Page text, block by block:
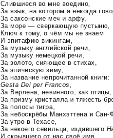
Слившиеся во мне воедино,
За язык, на котором я некогда
За саксонские меч и арфу,
За море — сверкающую пустыню,
Ключ к тому, о чём мы не знаем
И эпитафию викингам,
За музыку английской речи,
За музыку немецкой речи,
За золото, сияющее в стихах,
За эпическую зиму,
За название непрочитанной книги:
Gesta Dei per Francos ,
За Верлена, невинного, как птицы,
За призму кристалла и тяжесть
За полосы тигра,
За небоскрёбы Манхэттена и Сан-
За утро в Техасе,
За некоего севильца, издавшего
И скрывшего от нас своё имя,